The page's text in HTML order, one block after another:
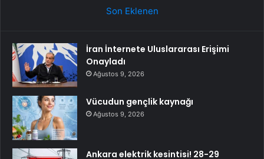
Son Eklenen
İran İnternete Uluslararası Erişimi
Onayladı
Ağustos 9, 2026
Vücudun gençlik kaynağı
Ağustos 9, 2026
Ankara elektrik kesintisi! 28-29